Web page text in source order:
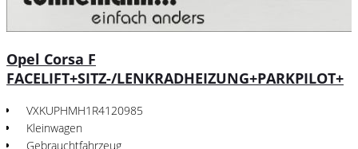
Opel Corsa F
FACELIFT+SITZ-/LENKRADHEIZUNG+PARKPILOT+
VXKUPHMH1R4120985
Kleinwagen
Gebrauchtfahrzeug